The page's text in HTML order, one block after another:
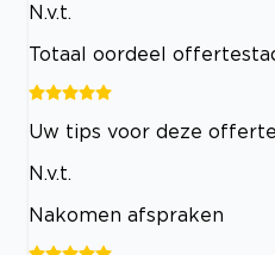
N.v.t.
Totaal oordeel
Uw tips voor deze offerte
N.v.t.
Nakomen afspraken